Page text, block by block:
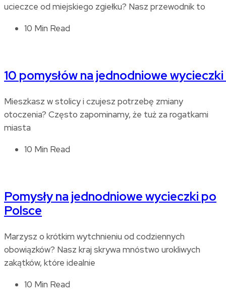
ucieczce od miejskiego zgiełku? Nasz przewodnik to
10 Min Read
10 pomysłów na jednodniowe
Mieszkasz w stolicy i czujesz potrzebę zmiany
otoczenia? Często zapominamy, że tuż za rogatkami
miasta
10 Min Read
Pomysły na jednodniowe wycieczki po
Polsce
Marzysz o krótkim wytchnieniu od codziennych
obowiązków? Nasz kraj skrywa mnóstwo urokliwych
zakątków, które idealnie
10 Min Read